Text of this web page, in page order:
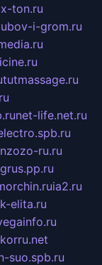
x-ton.ru
i-grom.ru
tutmassage.ru
net-life.net.ru
ru.ru
ia2.ru
elita.ru
korru.net
suo.spb.ru